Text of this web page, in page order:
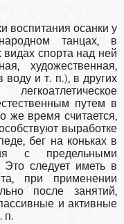
воспитания осанки у
танцах, в
видах спорта над ней
художественная,
воду и т. п.), в других
путем в
же время считается,
выработке
бег на коньках в
с предельными
следует иметь в
при применении
после занятий,
и активные
п.